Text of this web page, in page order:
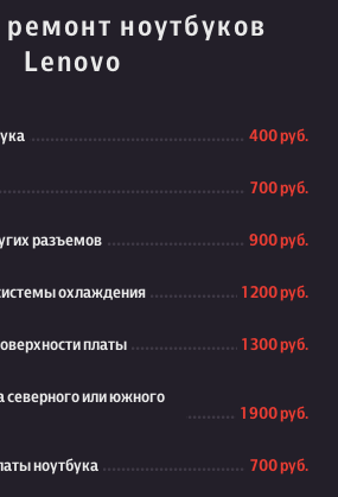
ноутбуков
Lenovo
400 руб.
700 руб.
разъемов 900 руб.
охлаждения 1 200 руб.
платы 1 300 руб.
северного или южного
1 900 руб.
ноутбука 700 руб.